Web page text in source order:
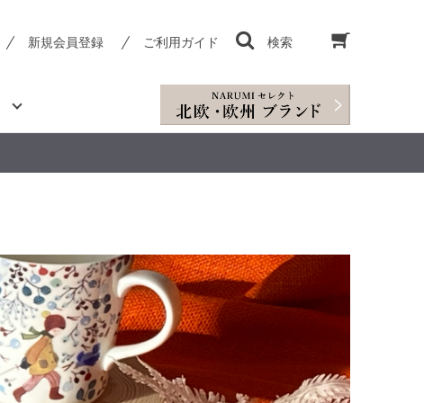
新規会員登録 ご利用ガイド 検索